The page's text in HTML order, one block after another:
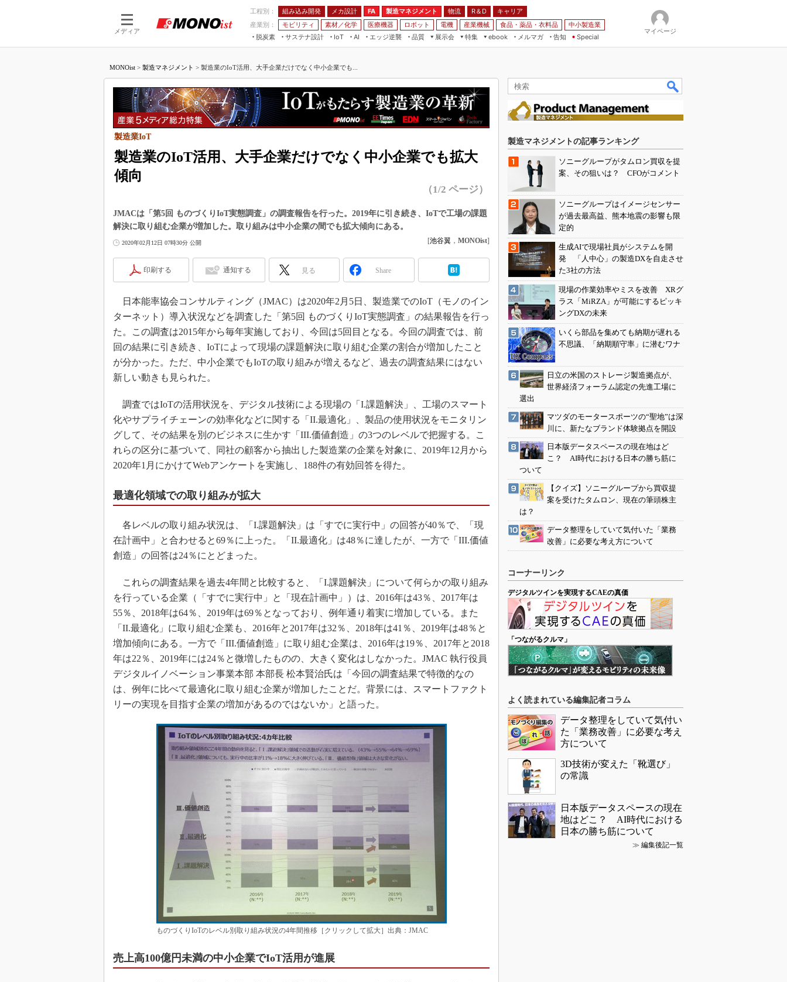
メディア
工程別： 組み込み開発 メカ設計 FA 製造マネジメント 物流 R＆D
キャリア
産業別：
モビリティ 素材／化学 医療機器 ロボット 電機 産業機械 食品・薬品・衣料品
中小製造業
脱炭素
サステナ設計
IoT
つながる工場
つながるサービス
AI
AI×設備保全
Physical AI
エッジ逆襲 品質
展示会
JIMTOF
組込み/エッジ コンピューティング
展＆IoT/5Gソリューション展
IIFES
国際ロボット展
ジャパンモビリティショー
TECHNO-FRONTIER
EdgeTech+
AUTOMOTIVE WORLD
産業オープンネット展
特集
つながるクルマ
5G
VR／AR
フィールドサービス
組み込み画像技術
車載ソフト開発
ISO26262
3Dプリンタ
デジタルツインとCAE
S＆OP
インダストリー4.0
イノベーション
製造業ビッグデータ
知財マネジメント
グローバル設計・開発
制御セキュリティ
ebook
製造マネジメント
FA
モビリティ
メルマガ
告知 Special
マイページ
MONOist > 製造マネジメント > 製造業のIoT活用、大手企業だけでなく中小企業でも...
製造業のIoT活用、大手企業だけでなく中小企業でも拡大
傾向
製造業IoT
（1/2 ページ）
JMACは「第5回 ものづくりIoT実態調査」の調査報告を行った。2019年に引き続き、IoTで工場の課題
解決に取り組む企業が増加した。取り組みは中小企業の間でも拡大傾向にある。
2020年02月12日 07時30分 公開 [池谷翼 ， MONOist]
印刷する 通知する 見る Share
日本能率協会コンサルティング（JMAC）は2020年2月5日、製造業でのIoT（モノのイン
ターネット）導入状況などを調査した「第5回 ものづくりIoT実態調査」の結果報告を行っ
た。この調査は2015年から毎年実施しており、今回は5回目となる。今回の調査では、前
回の結果に引き続き、IoTによって現場の課題解決に取り組む企業の割合が増加したこと
が分かった。ただ、中小企業でもIoTの取り組みが増えるなど、過去の調査結果にはない
新しい動きも見られた。
調査ではIoTの活用状況を、デジタル技術による現場の「I.課題解決」、工場のスマート
化やサプライチェーンの効率化などに関する「II.最適化」、製品の使用状況をモニタリン
グして、その結果を別のビジネスに生かす「III.価値創造」の3つのレベルで把握する。こ
れらの区分に基づいて、同社の顧客から抽出した製造業の企業を対象に、2019年12月から
2020年1月にかけてWebアンケートを実施し、188件の有効回答を得た。
最適化領域での取り組みが拡大
各レベルの取り組み状況は、「I.課題解決」は「すでに実行中」の回答が40％で、「現
在計画中」と合わせると69％に上った。「II.最適化」は48％に達したが、一方で「III.価値
創造」の回答は24％にとどまった。
これらの調査結果を過去4年間と比較すると、「I.課題解決」について何らかの取り組み
を行っている企業（「すでに実行中」と「現在計画中」）は、2016年は43％、2017年は
55％、2018年は64％、2019年は69％となっており、例年通り着実に増加している。また
「II.最適化」に取り組む企業も、2016年と2017年は32％、2018年は41％、2019年は48％と
増加傾向にある。一方で「III.価値創造」に取り組む企業は、2016年は19％、2017年と2018
年は22％、2019年には24％と微増したものの、大きく変化はしなかった。JMAC 執行役員
デジタルイノベーション事業本部 本部長 松本賢治氏は「今回の調査結果で特徴的なの
は、例年に比べて最適化に取り組む企業が増加したことだ。背景には、スマートファクト
リーの実現を目指す企業の増加があるのではないか」と語った。
ものづくりIoTのレベル別取り組み状況の4年間推移［クリックして拡大］出典：JMAC
売上高100億円未満の中小企業でIoT活用が進展
製造マネジメントの記事ランキング
ソニーグループがタムロン買収を提
案、その狙いは？ CFOがコメント
ソニーグループはイメージセンサー
が過去最高益、熊本地震の影響も限
定的
生成AIで現場社員がシステムを開
発 「人中心」の製造DXを自走させ
た3社の方法
現場の作業効率やミスを改善 XRグ
ラス「MiRZA」が可能にするピッキ
ングDXの未来
いくら部品を集めても納期が遅れる
不思議、「納期順守率」に潜むワナ
日立の米国のストレージ製造拠点が、
世界経済フォーラム認定の先進工場に
選出
マツダのモータースポーツの“聖地”は深
川に、新たなブランド体験拠点を開設
日本版データスペースの現在地はど
こ？ AI時代における日本の勝ち筋に
ついて
【クイズ】ソニーグループから買収提
案を受けたタムロン、現在の筆頭株主
は？
データ整理をしていて気付いた「業務
改善」に必要な考え方について
コーナーリンク
デジタルツインを実現するCAEの真価
「つながるクルマ」
よく読まれている編集記者コラム
データ整理をしていて気付い
た「業務改善」に必要な考え
方について
3D技術が変えた「靴選び」
の常識
日本版データスペースの現在
地はどこ？ AI時代における
日本の勝ち筋について
≫ 編集後記一覧